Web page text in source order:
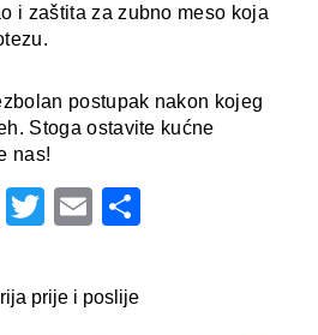
i zaštita za zubno meso koja
postupak nakon kojeg
Stoga ostavite kućne
nas!
Facebook
Twitter
Email
prije i poslije